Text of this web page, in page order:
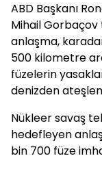
ABD Başkanı
Mihail Gorbaçov
anlaşma,
500 kilometre
füzelerin
denizden
Nükleer savaş
hedefleyen
bin 700 füze